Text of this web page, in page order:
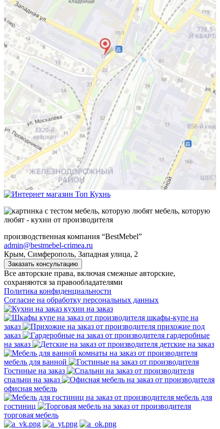
мебель, которую
любят - кухни от производителя
производственная компания “BestMebel”
admin@bestmebel-crimea.ru
Крым, Симферополь, Западная улица, 2
Заказать консультацию
Все авторские права, включая смежные авторские,
сохраняются за правообладателями
Политика конфиденциальности
Согласие на обработку персональных данных
кухни на заказ
шкафы-купе на
заказ
прихожие под
заказ
гардеробные
на заказ
детские на заказ
мебель для ванной
Гостиные на заказ
спальни на заказ
офисная мебель
мебель для
гостиниц
торговая мебель